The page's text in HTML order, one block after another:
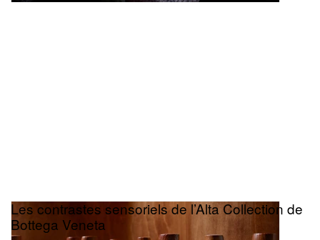
Les contrastes sensoriels de l’Alta Collection de
Bottega Veneta